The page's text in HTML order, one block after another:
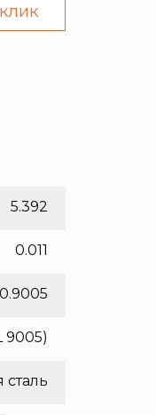
5.392
0.011
9005)